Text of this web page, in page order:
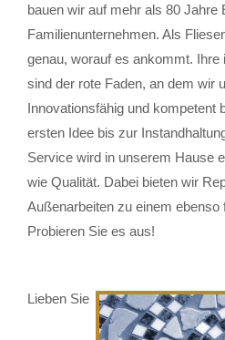
bauen wir auf mehr als 80 Jahre
Familienunternehmen. Als
genau, worauf es ankommt. Ihre
sind der rote Faden, an dem wir
Innovationsfähig und kompetent
ersten Idee bis zur
Service wird in unserem Hause
wie Qualität. Dabei bieten wir
Außenarbeiten zu einem ebenso
Probieren Sie es aus!
Lieben Sie